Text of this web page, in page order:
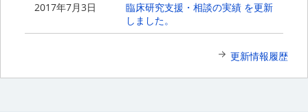
2017年7月3日
臨床研究支援・相談の実績 を更新
しました。
更新情報履歴